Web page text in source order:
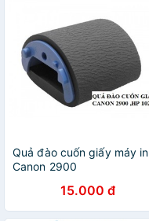
Quả đào cuốn giấy máy in
Canon 2900
15.000 đ